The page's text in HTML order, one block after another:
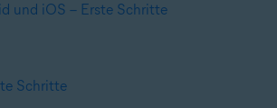
und iOS – Erste Schritte
Schritte